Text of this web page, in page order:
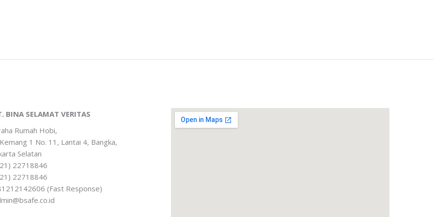
BINA SELAMAT VERITAS
Rumah Hobi,
Kemang 1 No. 11, Lantai 4, Bangka,
Selatan
22718846
22718846
(Fast Response)